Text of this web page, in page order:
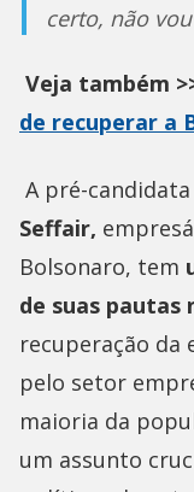
certo, não
Veja também
de recuperar a
A pré-
Seffair,
Bolsonaro, tem
de suas pautas
recuperação da
pelo setor
maioria da
um assunto